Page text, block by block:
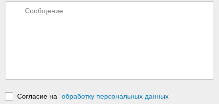
Согласие на обработку персональных данных